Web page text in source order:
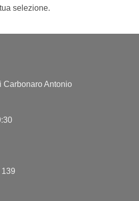
tua selezione.
Carbonaro Antonio